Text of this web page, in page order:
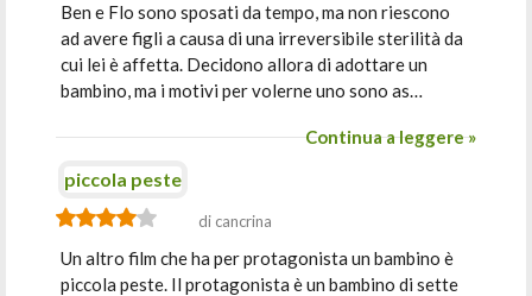
Ben e Flo sono sposati da tempo, ma non riescono
ad avere figli a causa di una irreversibile sterilità da
cui lei è affetta. Decidono allora di adottare un
bambino, ma i motivi per volerne uno sono as…
Continua a leggere »
piccola peste
di cancrina
Un altro film che ha per protagonista un bambino è
piccola peste. Il protagonista è un bambino di sette